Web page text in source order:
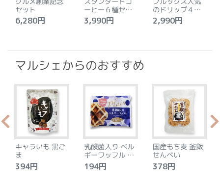
セット
6,280円
ーヒー６種セッ
ト
3,990円
のドリップ４種
セット
2,990円
マルシェからのおすすめ
キャラいも 黒ご
ま
394円
乳酸菌入り ベル
ギーワッフル プ
レーン
194円
国産もち麦 釜飯
せんべい
378円